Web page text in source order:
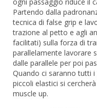
Partendo dalla
tecnica di false grip e
trazione al petto e agli
facilitati) sulla forza di
parallelamente lavorare
dalle parallele per poi
Quando ci saranno tutti
piccoli elastici si
muscle up.